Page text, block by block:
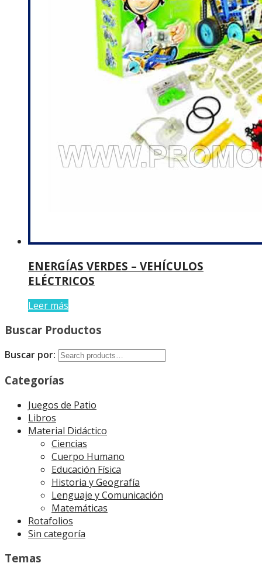
ENERGÍAS VERDES – VEHÍCULOS
ELÉCTRICOS
Leer más
Buscar Productos
Buscar por:
Categorías
Juegos de Patio
Libros
Material Didáctico
Ciencias
Cuerpo Humano
Educación Física
Historia y Geografía
Lenguaje y Comunicación
Matemáticas
Rotafolios
Sin categoría
Temas